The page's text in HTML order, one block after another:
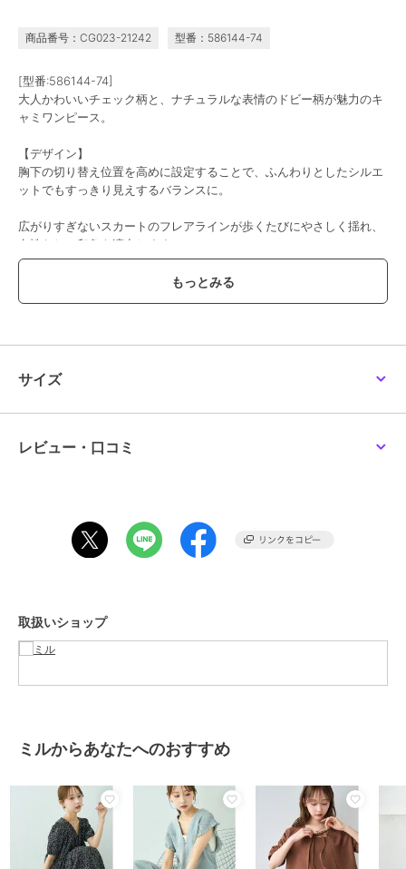
商品番号：CG023-21242 型番：586144-74
[型番:586144-74]
大人かわいいチェック柄と、ナチュラルな表情のドビー柄が魅力のキ
ャミワンピース。
【デザイン】
胸下の切り替え位置を高めに設定することで、ふんわりとしたシルエ
ットでもすっきり見えするバランスに。
広がりすぎないスカートのフレアラインが歩くたびにやさしく揺れ、
女性らしい印象を演出します。
たっぷりと生地を使用し、切り替え部分から立体的に寄せたデザイン
もポイント。
ボリュームがありながらも縦のラインを意識したデザインで自然と細
見え。
細かなラインで大人かわいい印象に仕上げたブラックとネイビーのチ
纏うだけで心まで華やぐ。日常のスタイリングを大人かわいく彩って
裏地 ：あり
※総丈は肩紐から裾までを測定しております。
※カラーにより風合いが異なります。
【仕様】
・裏地付き（切替え下部分）
サイズ
レビュー・口コミ
取扱いショップ
ミルからあなたへのおすすめ